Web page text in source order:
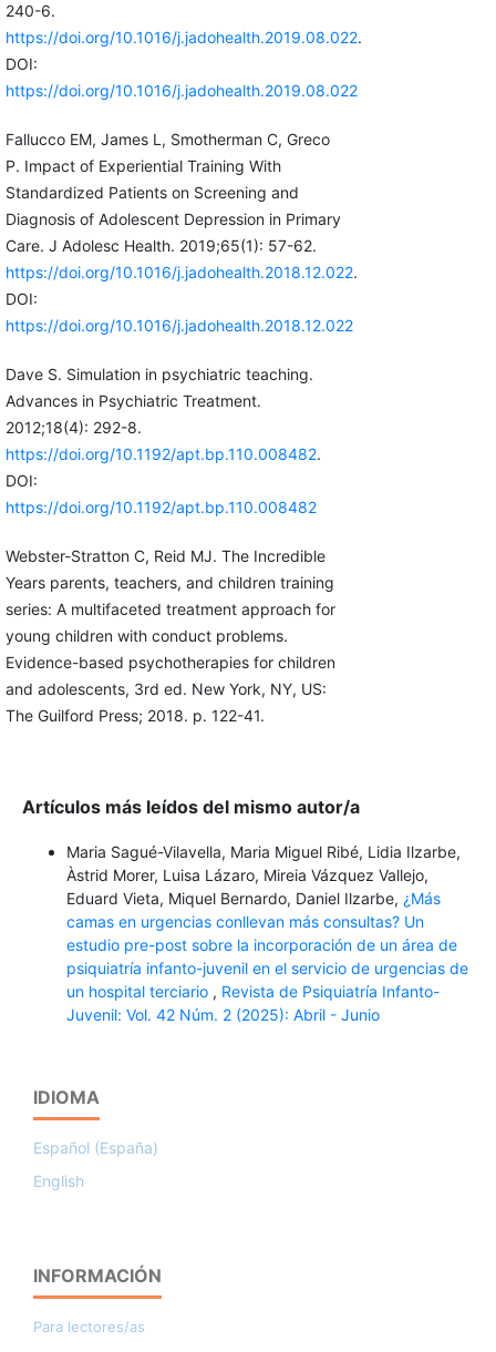
240-6.
https://doi.org/10.1016/j.jadohealth.2019.08.022.
DOI:
https://doi.org/10.1016/j.jadohealth.2019.08.022
Fallucco EM, James L, Smotherman C, Greco
P. Impact of Experiential Training With
Standardized Patients on Screening and
Diagnosis of Adolescent Depression in Primary
Care. J Adolesc Health. 2019;65(1): 57-62.
https://doi.org/10.1016/j.jadohealth.2018.12.022.
DOI:
https://doi.org/10.1016/j.jadohealth.2018.12.022
Dave S. Simulation in psychiatric teaching.
Advances in Psychiatric Treatment.
2012;18(4): 292-8.
https://doi.org/10.1192/apt.bp.110.008482.
DOI:
https://doi.org/10.1192/apt.bp.110.008482
Webster-Stratton C, Reid MJ. The Incredible
Years parents, teachers, and children training
series: A multifaceted treatment approach for
young children with conduct problems.
Evidence-based psychotherapies for children
and adolescents, 3rd ed. New York, NY, US:
The Guilford Press; 2018. p. 122-41.
Artículos más leídos del mismo autor/a
Maria Sagué-Vilavella, Maria Miguel Ribé, Lidia Ilzarbe,
Àstrid Morer, Luisa Lázaro, Mireia Vázquez Vallejo,
Eduard Vieta, Miquel Bernardo, Daniel Ilzarbe, ¿Más
camas en urgencias conllevan más consultas? Un
estudio pre-post sobre la incorporación de un área de
psiquiatría infanto-juvenil en el servicio de urgencias de
un hospital terciario , Revista de Psiquiatría Infanto-
Juvenil: Vol. 42 Núm. 2 (2025): Abril - Junio
IDIOMA
Español (España)
English
INFORMACIÓN
Para lectores/as